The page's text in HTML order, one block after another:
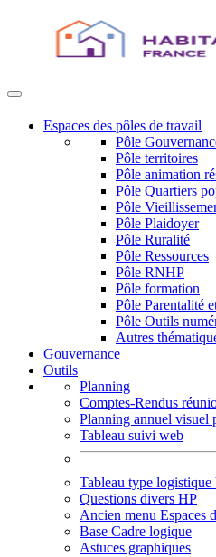
Espaces des pôles de travail
Pôle
Pôle territoires
Pôle animation
Pôle Quartiers
Pôle
Pôle Plaidoyer
Pôle Ruralité
Pôle Ressources
Pôle RNHP
Pôle formation
Pôle Parentalité
Pôle Outils
Autres
Gouvernance
Outils
Planning
Comptes-Rendus
Planning annuel visuel
Tableau suivi web
Tableau type
Questions divers HP
Ancien menu Espaces
Base Cadre logique
Astuces graphiques